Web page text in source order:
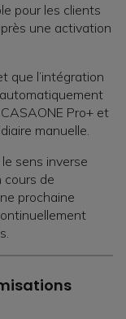
pour les clients
une activation
que l’intégration
Pro+ et
manuelle.
sens inverse
cours de
prochaine